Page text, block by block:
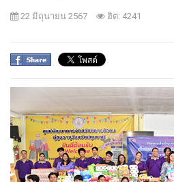
22 มิถุนายน 2567 ฮิต: 4241